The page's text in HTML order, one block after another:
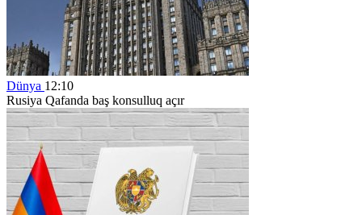
Dünya 12:10
Rusiya Qafanda baş konsulluq açır